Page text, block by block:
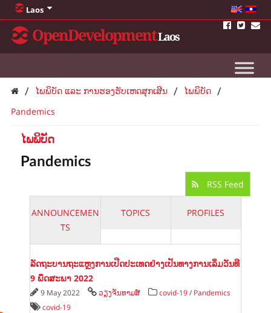
Laos
OpenDevelopmentLaos
/ ໄພພິບັດ ແລະ ການຮອງຮັບເຫດສຸກເສີນ / ໄພພິບັດ /
Pandemics
ໄພພິບັດ
Pandemics
RSS Feed
ANNOUNCEMEN
TS
TOPICS PROFILES
ລັດຖະບານຖະແຫຼງການເປີດປະເທດຢ່າງເປັນທາງການເລິ່ມວັນທີ
9 ພຶດສະພາ 2022
9 May 2022 ວຽງຈັນທາມສ໌ covid-19 / Pandemics
covid-19